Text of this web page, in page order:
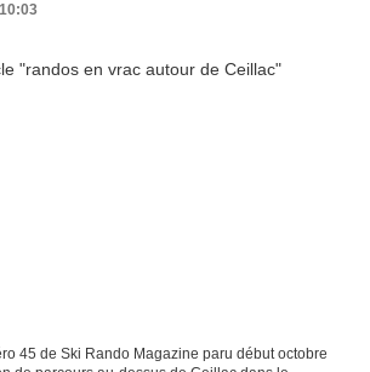
45 de Ski Rando Magazine paru début octobre